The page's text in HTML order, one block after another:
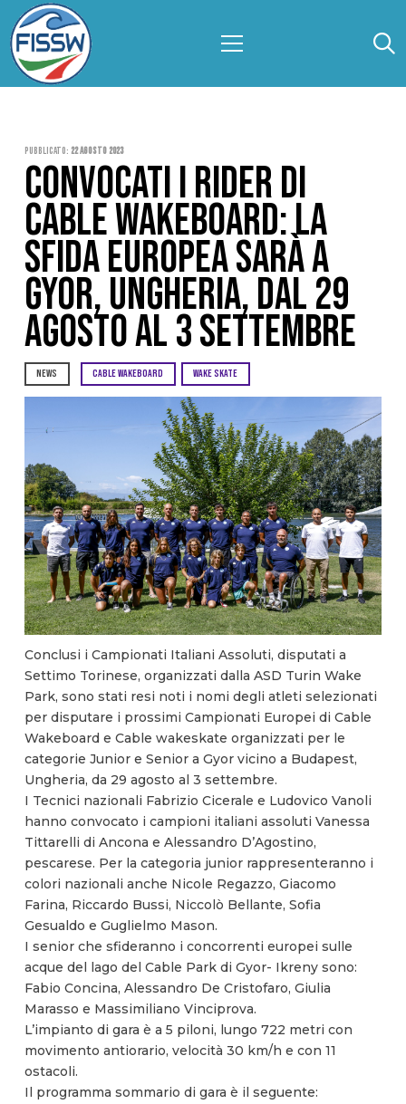
Pubblicato: 22 Agosto 2023
CONVOCATI I RIDER DI
CABLE WAKEBOARD: LA
SFIDA EUROPEA SARÀ A
GYOR, UNGHERIA, DAL 29
AGOSTO AL 3 SETTEMBRE
NEWS CABLE WAKEBOARD WAKE SKATE
Conclusi i Campionati Italiani Assoluti, disputati a
Settimo Torinese, organizzati dalla ASD Turin Wake
Park, sono stati resi noti i nomi degli atleti selezionati
per disputare i prossimi Campionati Europei di Cable
Wakeboard e Cable wakeskate organizzati per le
categorie Junior e Senior a Gyor vicino a Budapest,
Ungheria, da 29 agosto al 3 settembre.
I Tecnici nazionali Fabrizio Cicerale e Ludovico Vanoli
hanno convocato i campioni italiani assoluti Vanessa
Tittarelli di Ancona e Alessandro D’Agostino,
pescarese. Per la categoria junior rappresenteranno i
colori nazionali anche Nicole Regazzo, Giacomo
Farina, Riccardo Bussi, Niccolò Bellante, Sofia
Gesualdo e Guglielmo Mason.
I senior che sfideranno i concorrenti europei sulle
acque del lago del Cable Park di Gyor- Ikreny sono:
Fabio Concina, Alessandro De Cristofaro, Giulia
Marasso e Massimiliano Vinciprova.
L’impianto di gara è a 5 piloni, lungo 722 metri con
movimento antiorario, velocità 30 km/h e con 11
ostacoli.
Il programma sommario di gara è il seguente: